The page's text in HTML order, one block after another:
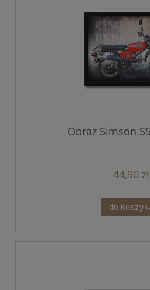
Obraz Simson
44,90 zł
do